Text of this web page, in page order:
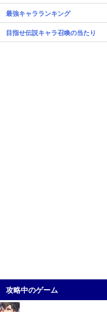
最強キャラランキング
目指せ伝説キャラ召喚の当たり
攻略中のゲーム